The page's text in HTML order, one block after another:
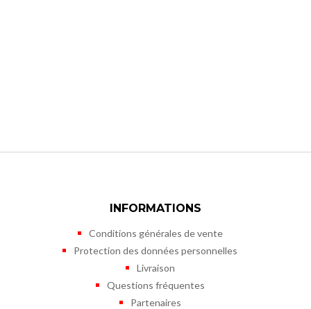
INFORMATIONS
Conditions générales de vente
Protection des données personnelles
Livraison
Questions fréquentes
Partenaires